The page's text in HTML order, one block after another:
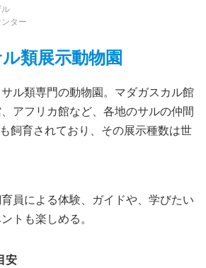
ター
類展示動物園
ル類専門の動物園。マダガスカル館
アフリカ館など、各地のサルの仲間
飼育されており、その展示種数は世
員による体験、ガイドや、学びたい
トも楽しめる。
安